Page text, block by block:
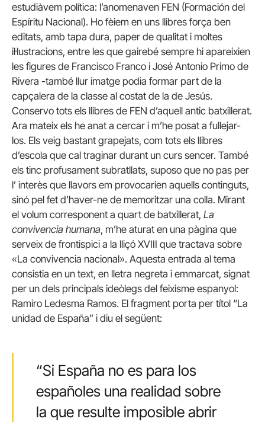
estudiàvem política: l’anomenaven FEN (Formación del
Espíritu Nacional). Ho fèiem en uns llibres força ben
editats, amb tapa dura, paper de qualitat i moltes
il·lustracions, entre les que gairebé sempre hi apareixien
les figures de Francisco Franco i José Antonio Primo de
Rivera -també llur imatge podia formar part de la
capçalera de la classe al costat de la de Jesús.
Conservo tots els llibres de FEN d’aquell antic batxillerat.
Ara mateix els he anat a cercar i m’he posat a fullejar-
los. Els veig bastant grapejats, com tots els llibres
d’escola que cal traginar durant un curs sencer. També
els tinc profusament subratllats, suposo que no pas per
l’ interès que llavors em provocarien aquells continguts,
sinó pel fet d’haver-ne de memoritzar una colla. Mirant
el volum corresponent a quart de batxillerat, La
convivencia humana, m’he aturat en una pàgina que
serveix de frontispici a la lliçó XVIII que tractava sobre
«La convivencia nacional». Aquesta entrada al tema
consistia en un text, en lletra negreta i emmarcat, signat
per un dels principals ideòlegs del feixisme espanyol:
Ramiro Ledesma Ramos. El fragment porta per títol “La
unidad de España” i diu el següent:
“Si España no es para los
españoles una realidad sobre
la que resulte imposible abrir